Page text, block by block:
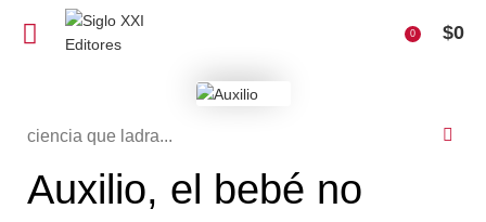
0 $0
ciencia que ladra...
Auxilio, el bebé no